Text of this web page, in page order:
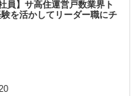
員】サ高住運営戸数業界ト
を活かしてリーダー職にチ